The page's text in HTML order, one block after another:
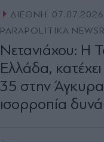
ΔΙΕΘΝΗ
PARAPOLITIKA
Νετανιάχου: Η
Ελλάδα,
35 στην
ισορροπία